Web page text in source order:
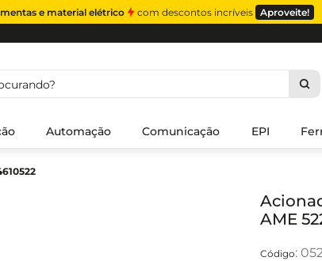
e material elétrico com descontos incríveis Aproveite!
Automação Comunicação EPI
AME
: